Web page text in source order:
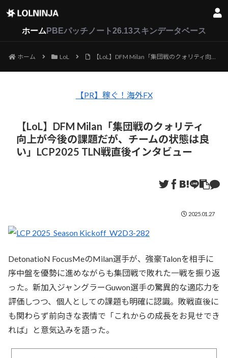
ホーム PBEパッチノート26.13スキンデータベース
ホーム LoL 【LoL】DFM Milan「集団戦のクォリティ向上が今後の課題だが、チームの状態は良い」LCP2025 TLN戦直後インタビュー
【PR】稼ぐ！海外FX
【LoL】DFM Milan「集団戦のクォリティ
向上が今後の課題だが、チームの状態は良
い」LCP2025 TLN戦直後インタビュー
2025.01.27
DetonatioN FocusMeのMilan選手が、強豪Talonを相手に
序中盤を優勢に進めながらも集団戦で敗れた一戦を振り返
った。新加入ジャングラーGuwon選手の驚異的な適応力を
評価しつつ、個人としての課題も明確に認識。敗戦直後に
も関わらず前向きな表情で「これからの成長をお見せでき
れば」と意気込みを語った。